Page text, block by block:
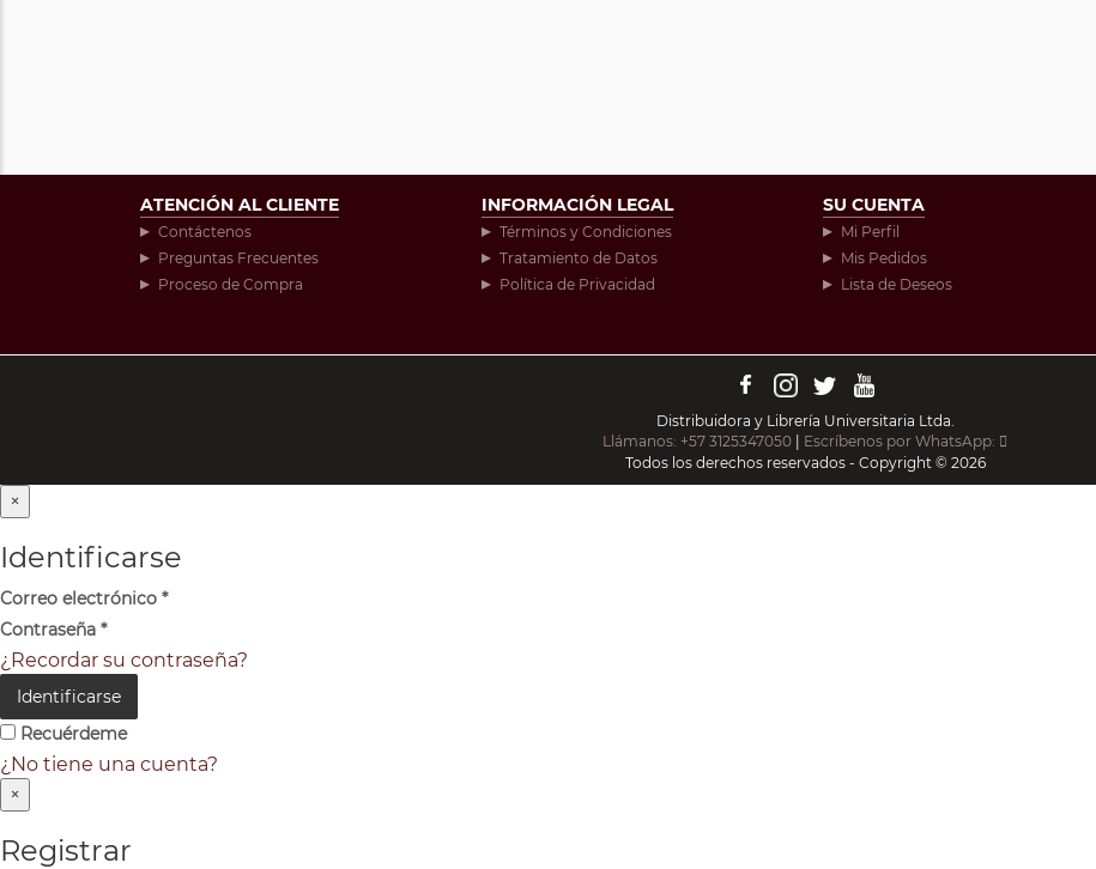
ATENCIÓN AL CLIENTE
Contáctenos
Preguntas Frecuentes
Proceso de Compra
INFORMACIÓN LEGAL
Términos y Condiciones
Tratamiento de Datos
Política de Privacidad
SU CUENTA
Mi Perfil
Mis Pedidos
Lista de Deseos
Distribuidora y Librería Universitaria Ltda.
Llámanos: +57 3125347050
Escríbenos por WhatsApp:
Todos los derechos reservados - Copyright © 2026
×
Identificarse
Correo electrónico *
Contraseña *
¿Recordar su contraseña?
Identificarse
Recuérdeme
¿No tiene una cuenta?
×
Registrar